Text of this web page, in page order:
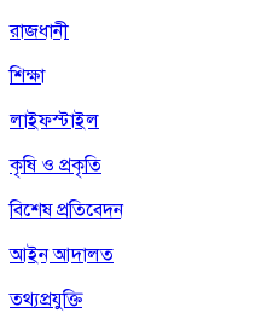
রাজধানী
শিক্ষা
লাইফস্টাইল
কৃষি ও প্রকৃতি
বিশেষ প্রতিবেদন
আইন আদালত
তথ্যপ্রযুক্তি